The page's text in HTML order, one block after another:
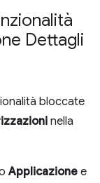
Dettagli
bloccate
nella
Applicazione e